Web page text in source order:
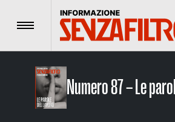
Menu
Numero 87 – Le